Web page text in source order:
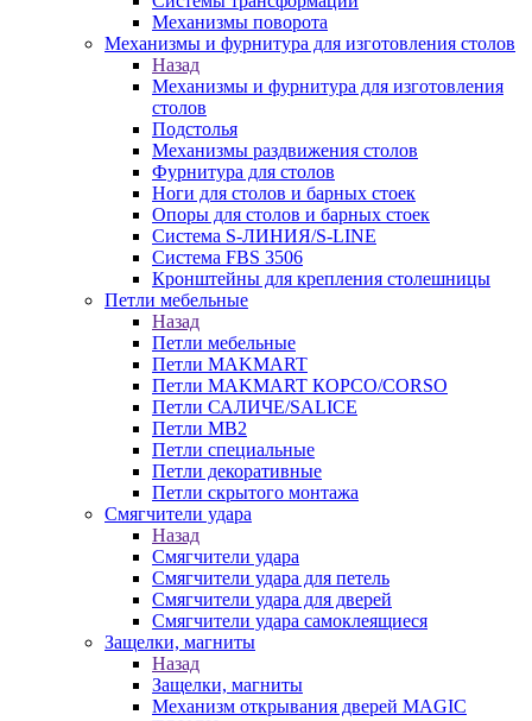
Механизмы поворота
Механизмы и фурнитура для изготовления столов
Назад
Механизмы и фурнитура для изготовления
столов
Подстолья
Механизмы раздвижения столов
Фурнитура для столов
Ноги для столов и барных стоек
Опоры для столов и барных стоек
Система S-ЛИНИЯ/S-LINE
Система FBS 3506
Кронштейны для крепления столешницы
Петли мебельные
Назад
Петли мебельные
Петли MAKMART
Петли MAKMART КОРСО/CORSO
Петли САЛИЧЕ/SALICE
Петли MB2
Петли специальные
Петли декоративные
Петли скрытого монтажа
Смягчители удара
Назад
Смягчители удара
Смягчители удара для петель
Смягчители удара для дверей
Cмягчители удара самоклеящиеся
Защелки, магниты
Назад
Защелки, магниты
Механизм открывания дверей MAGIC